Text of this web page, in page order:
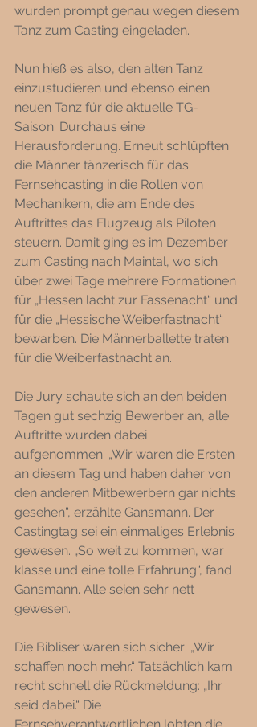
wurden prompt genau wegen diesem
Tanz zum Casting eingeladen.
Nun hieß es also, den alten Tanz
einzustudieren und ebenso einen
neuen Tanz für die aktuelle TG-
Saison. Durchaus eine
Herausforderung. Erneut schlüpften
die Männer tänzerisch für das
Fernsehcasting in die Rollen von
Mechanikern, die am Ende des
Auftrittes das Flugzeug als Piloten
steuern. Damit ging es im Dezember
zum Casting nach Maintal, wo sich
über zwei Tage mehrere Formationen
für „Hessen lacht zur Fassenacht“ und
für die „Hessische Weiberfastnacht“
bewarben. Die Männerballette traten
für die Weiberfastnacht an.
Die Jury schaute sich an den beiden
Tagen gut sechzig Bewerber an, alle
Auftritte wurden dabei
aufgenommen. „Wir waren die Ersten
an diesem Tag und haben daher von
den anderen Mitbewerbern gar nichts
gesehen“, erzählte Gansmann. Der
Castingtag sei ein einmaliges Erlebnis
gewesen. „So weit zu kommen, war
klasse und eine tolle Erfahrung“, fand
Gansmann. Alle seien sehr nett
gewesen.
Die Bibliser waren sich sicher: „Wir
schaffen noch mehr.“ Tatsächlich kam
recht schnell die Rückmeldung: „Ihr
seid dabei.“ Die